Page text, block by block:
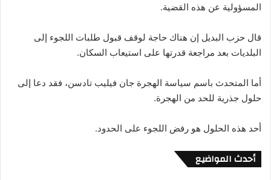
المسؤولية عن هذه القضية.
قال حزب البديل إن هناك حاجة لوقف قبول طلبات اللجوء إلى
البلديات بعد مراجعة قدرتها على استيعاب السكان.
أما المتحدث باسم سياسة الهجرة جان فيليب تادسن، فقد دعا إلى
حلول جذرية للحد من الهجرة.
أحد هذه الحلول هو رفض اللجوء على الحدود.
أحدث المواضيع